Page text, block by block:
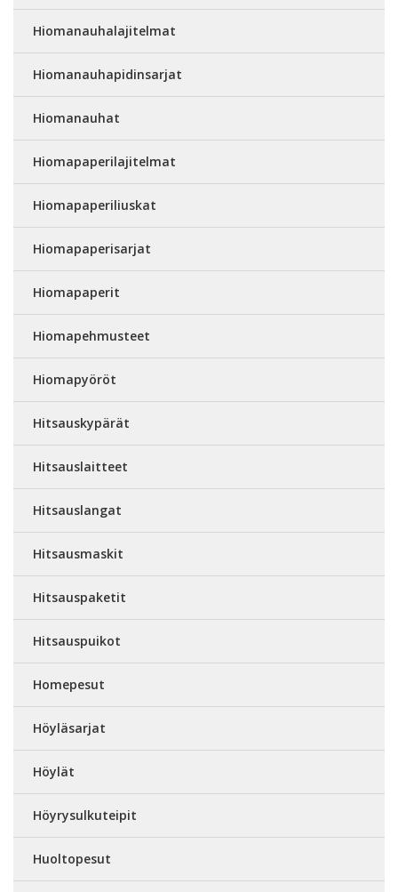
Hiomanauhalajitelmat
Hiomanauhapidinsarjat
Hiomanauhat
Hiomapaperilajitelmat
Hiomapaperiliuskat
Hiomapaperisarjat
Hiomapaperit
Hiomapehmusteet
Hiomapyöröt
Hitsauskypärät
Hitsauslaitteet
Hitsauslangat
Hitsausmaskit
Hitsauspaketit
Hitsauspuikot
Homepesut
Höyläsarjat
Höylät
Höyrysulkuteipit
Huoltopesut